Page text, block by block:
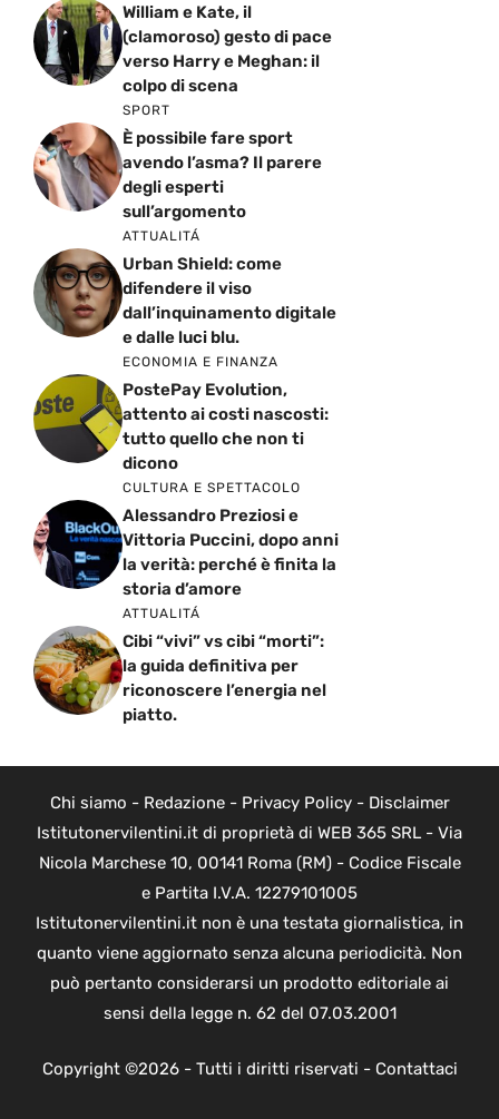
William e Kate, il
(clamoroso) gesto di pace
verso Harry e Meghan: il
colpo di scena
SPORT
È possibile fare sport
avendo l’asma? Il parere
degli esperti
sull’argomento
ATTUALITÁ
Urban Shield: come
difendere il viso
dall’inquinamento digitale
e dalle luci blu.
ECONOMIA E FINANZA
PostePay Evolution,
attento ai costi nascosti:
tutto quello che non ti
dicono
CULTURA E SPETTACOLO
Alessandro Preziosi e
Vittoria Puccini, dopo anni
la verità: perché è finita la
storia d’amore
ATTUALITÁ
Cibi “vivi” vs cibi “morti”:
la guida definitiva per
riconoscere l’energia nel
piatto.
Chi siamo - Redazione- Privacy Policy- Disclaimer
Istitutonervilentini.it di proprietà di WEB 365 SRL - Via
Nicola Marchese 10, 00141 Roma (RM) - Codice Fiscale
e Partita I.V.A. 12279101005
Istitutonervilentini.it non è una testata giornalistica, in
quanto viene aggiornato senza alcuna periodicità. Non
può pertanto considerarsi un prodotto editoriale ai
sensi della legge n. 62 del 07.03.2001
Copyright ©2026 - Tutti i diritti riservati - Contattaci